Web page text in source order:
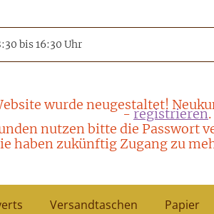
bis 16:30 Uhr
wurde neugestaltet!
-registrieren.
nutzen bitte die Passwort
haben zukünftig Zugang zu
Versandtaschen Papier